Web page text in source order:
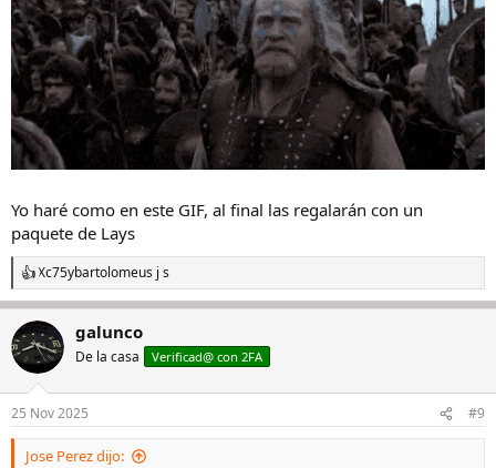
Yo haré como en este GIF, al final las regalarán con un
paquete de Lays
R
e
c
c
i
n
e
s
Xc75ybartolomeus j s
galunco
De la casa Verificad@ con 2FA
25 Nov 2025 #9
Jose Perez dijo: